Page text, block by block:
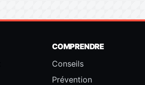
COMPRENDRE
Conseils
Prévention